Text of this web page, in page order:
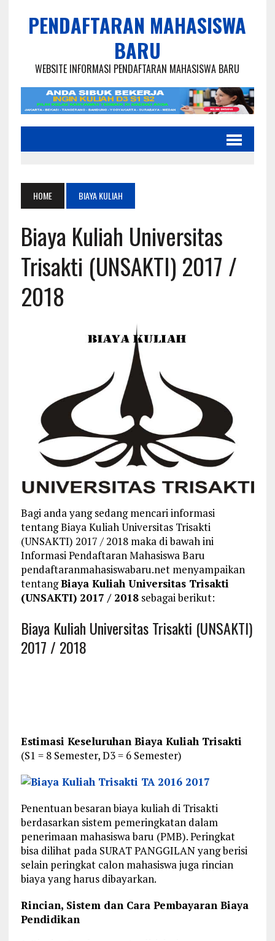
PENDAFTARAN MAHASISWA
BARU
WEBSITE INFORMASI PENDAFTARAN MAHASISWA BARU
HOME BIAYA KULIAH
Biaya Kuliah Universitas
Trisakti (UNSAKTI) 2017 /
2018
Bagi anda yang sedang mencari informasi
tentang Biaya Kuliah Universitas Trisakti
(UNSAKTI) 2017 / 2018 maka di bawah ini
Informasi Pendaftaran Mahasiswa Baru
pendaftaranmahasiswabaru.net menyampaikan
tentangBiaya Kuliah Universitas Trisakti
(UNSAKTI) 2017 / 2018sebagai berikut:
Biaya Kuliah Universitas Trisakti (UNSAKTI)
2017 / 2018
Estimasi Keseluruhan Biaya Kuliah Trisakti
(S1 = 8 Semester, D3 = 6 Semester)
Penentuan besaran biaya kuliah di Trisakti
berdasarkan sistem pemeringkatan dalam
penerimaan mahasiswa baru (PMB). Peringkat
bisa dilihat pada SURAT PANGGILAN yang berisi
selain peringkat calon mahasiswa juga rincian
biaya yang harus dibayarkan.
Rincian, Sistem dan Cara Pembayaran Biaya
Pendidikan